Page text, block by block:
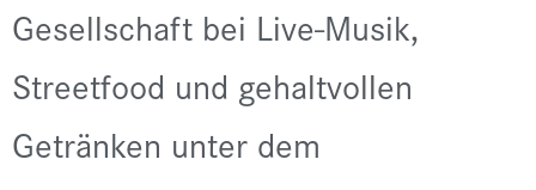
Gesellschaft bei Live-Musik,
Streetfood und gehaltvollen
Getränken unter dem